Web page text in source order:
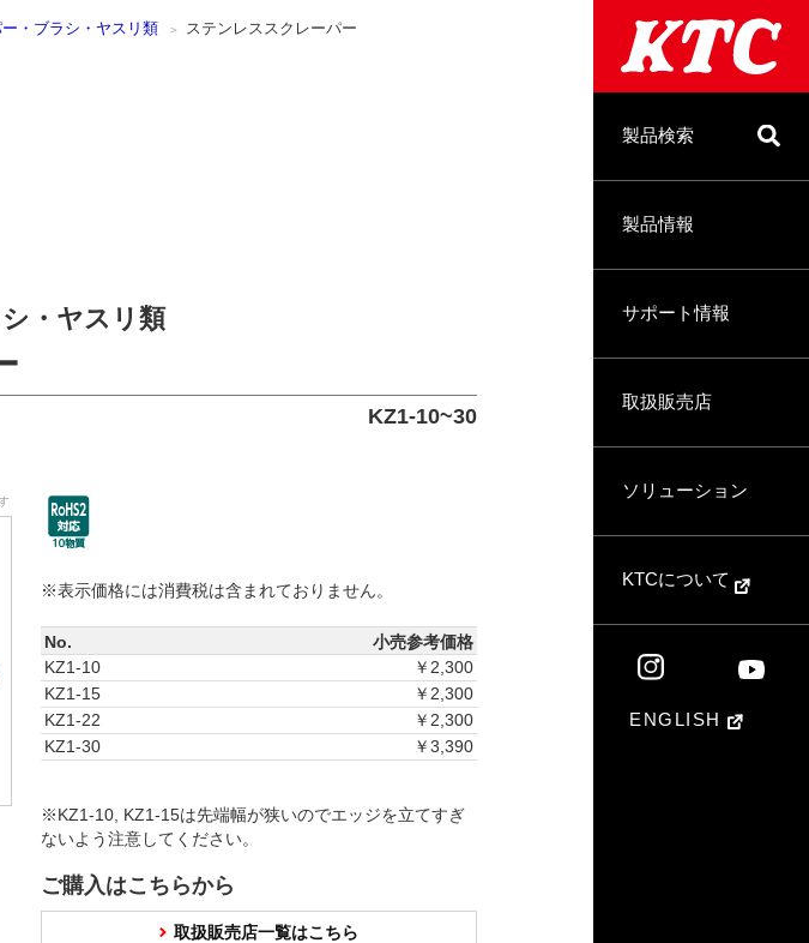
製品検索
製品情報
サポート情報
取扱販売店
ソリューション
KTCについて
ENGLISH
・ブラシ・ヤスリ類 ステンレススクレーパー
・ヤスリ類
KZ1-10~30
※表示価格には消費税は含まれておりません。
No.
小売参考価格
KZ1-10
￥2,300
KZ1-15
￥2,300
KZ1-22
￥2,300
KZ1-30
￥3,390
※KZ1-10, KZ1-15は先端幅が狭いのでエッジを立てすぎ
ないよう注意してください。
ご購入はこちらから
取扱販売店一覧はこちら